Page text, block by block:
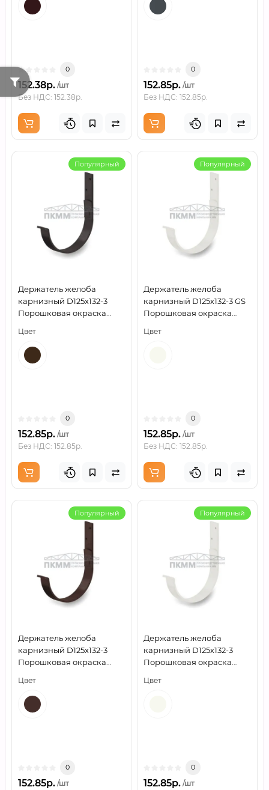
0
152.38р. /шт
Без НДС: 152.38р.
0
152.85р. /шт
Без НДС: 152.85р.
Популярный
Держатель желоба
карнизный D125х132-3
Порошковая окраска
Цвет
0
152.85р. /шт
Без НДС: 152.85р.
Популярный
Держатель желоба
карнизный D125х132-3 GS
Порошковая окраска
Цвет
0
152.85р. /шт
Без НДС: 152.85р.
Популярный
Держатель желоба
карнизный D125х132-3
Порошковая окраска
Цвет
0
152.85р. /шт
Популярный
Держатель желоба
карнизный D125х132-3
Порошковая окраска
Цвет
0
152.85р. /шт